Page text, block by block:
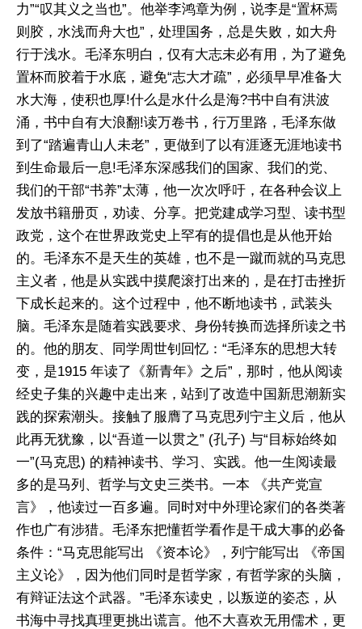
力”“叹其义之当也”。他举李鸿章为例，说李是“置杯焉
则胶，水浅而舟大也”，处理国务，总是失败，如大舟
行于浅水。毛泽东明白，仅有大志未必有用，为了避免
置杯而胶着于水底，避免“志大才疏”，必须早早准备大
水大海，使积也厚!什么是水什么是海?书中自有洪波
涌，书中自有大浪翻!读万卷书，行万里路，毛泽东做
到了“踏遍青山人未老”，更做到了以有涯逐无涯地读书
到生命最后一息!毛泽东深感我们的国家、我们的党、
我们的干部“书养”太薄，他一次次呼吁，在各种会议上
发放书籍册页，劝读、分享。把党建成学习型、读书型
政党，这个在世界政党史上罕有的提倡也是从他开始
的。毛泽东不是天生的英雄，也不是一蹴而就的马克思
主义者，他是从实践中摸爬滚打出来的，是在打击挫折
下成长起来的。这个过程中，他不断地读书，武装头
脑。毛泽东是随着实践要求、身份转换而选择所读之书
的。他的朋友、同学周世钊回忆：“毛泽东的思想大转
变，是1915 年读了《新青年》之后”，那时，他从阅读
经史子集的兴趣中走出来，站到了改造中国新思潮新实
践的探索潮头。接触了服膺了马克思列宁主义后，他从
此再无犹豫，以“吾道一以贯之” (孔子) 与“目标始终如
一”(马克思) 的精神读书、学习、实践。他一生阅读最
多的是马列、哲学与文史三类书。一本 《共产党宣
言》，他读过一百多遍。同时对中外理论家们的各类著
作也广有涉猎。毛泽东把懂哲学看作是干成大事的必备
条件：“马克思能写出 《资本论》，列宁能写出 《帝国
主义论》，因为他们同时是哲学家，有哲学家的头脑，
有辩证法这个武器。”毛泽东读史，以叛逆的姿态，从
书海中寻找真理更挑出谎言。他不大喜欢无用儒术，更